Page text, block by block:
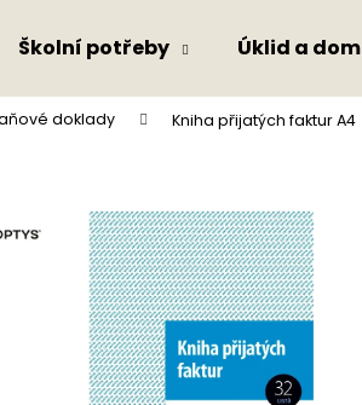
Školní potřeby Úklid a
doklady Kniha přijatých faktur A4
najít?
HLEDAT
Doporučujeme